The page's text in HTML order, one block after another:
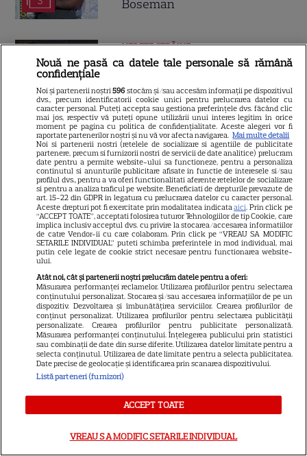
Boseman
7
VEDETE STRĂINE
Ryan Gosling este noul Ghost
Rider din Universul Marvel.
Anunțul făcut la Comic-Con i-
a entuziasmat pe fani
DISNEY PLUS
„Diavolul se îmbracă de la
Prada 2” s-a lansat pe Disney+.
Meryl Streep și Anne
Hathaway revin la revista
Runway
9
VEDETE STRĂINE
Meryl Streep, gest
impresionant pentru Anne
Hathaway și Emily Blunt la
„Diavolul se îmbracă de la
Prada 2”. Ce salarii ar fi primit
Nouă ne pasă ca datele tale personale să rămână
confidențiale
Noi și partenerii noștri596 stocăm și/sau accesăm informații pe dispozitivul
dvs., precum identificatorii cookie unici pentru prelucrarea datelor cu
caracter personal. Puteți accepta sau gestiona preferințele dvs. făcând clic
mai jos, respectiv vă puteți opune utilizării unui interes legitim în orice
moment pe pagina cu politica de confidențialitate. Aceste alegeri vor fi
raportate partenerilor noștri și nu vă vor afecta navigarea. Mai multe detalii
Noi si partenerii nostri (retelele de socializare si agentiile de publicitate
partenere, precum si furnizorii nostri de servicii de date analitice) prelucram
date pentru a permite website-ului sa functioneze, pentru a personaliza
continutul si anunturile publicitare afisate in functie de interesele si/sau
profilul dvs., pentru a va oferi functionalitati aferente retelelor de socializare
si pentru a analiza traficul pe website. Beneficiati de drepturile prevazute de
art. 15-22 din GDPR in legatura cu prelucrarea datelor cu caracter personal.
Aceste drepturi pot fi exercitate prin modalitatea indicataaici. Prin click pe
“ACCEPT TOATE”, acceptati folosirea tuturor Tehnologiilor de tip Cookie, care
implica inclusiv acceptul dvs. cu privire la stocarea/accesarea informatiilor
de catre Vendor-ii cu care colaboram. Prin click pe “VREAU SA MODIFIC
SETARILE INDIVIDUAL” puteti schimba preferintele in mod individual, mai
putin cele legate de cookie strict necesare pentru functionarea website-
ului.
Atât noi, cât și partenerii noștri prelucrăm datele pentru a oferi:
Măsurarea performanței reclamelor. Utilizarea profilurilor pentru selectarea
conținutului personalizat. Stocarea și/sau accesarea informațiilor de pe un
dispozitiv. Dezvoltarea și îmbunătățirea serviciilor. Crearea profilurilor de
conținut personalizat. Utilizarea profilurilor pentru selectarea publicității
personalizate. Crearea profilurilor pentru publicitate personalizată.
Măsurarea performanței conținutului. Înțelegerea publicului prin statistici
sau combinații de date din surse diferite. Utilizarea datelor limitate pentru a
selecta conținutul. Utilizarea de date limitate pentru a selecta publicitatea.
Date precise de geolocație și identificarea prin scanarea dispozitivului.
Listă parteneri (furnizori)
ACCEPT TOATE
VREAU SA MODIFIC SETARILE INDIVIDUAL